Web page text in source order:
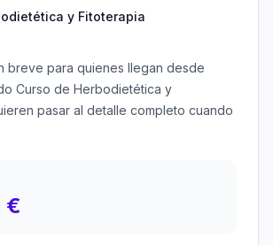
y Fitoterapia
breve para quienes llegan desde
Curso de Herbodietética y
pasar al detalle completo cuando
€